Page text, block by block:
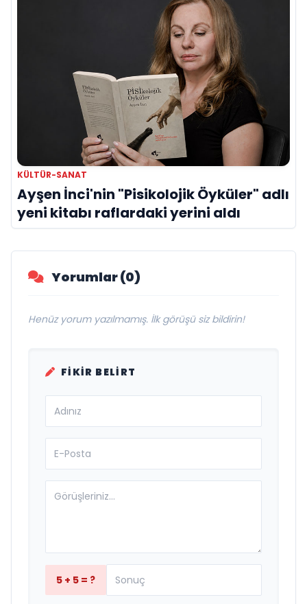
KÜLTÜR-SANAT
Ayşen İnci'nin "Pisikolojik Öyküler" adlı
yeni kitabı raflardaki yerini aldı
Yorumlar (0)
Henüz yorum yazılmamış. İlk görüşü siz bildirin!
FIKIR BELIRT
5 + 5 = ?